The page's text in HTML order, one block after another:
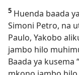
5 Huenda baada
Simoni Petro, na
Paulo, Yakobo
jambo hilo
Baada ya kusema